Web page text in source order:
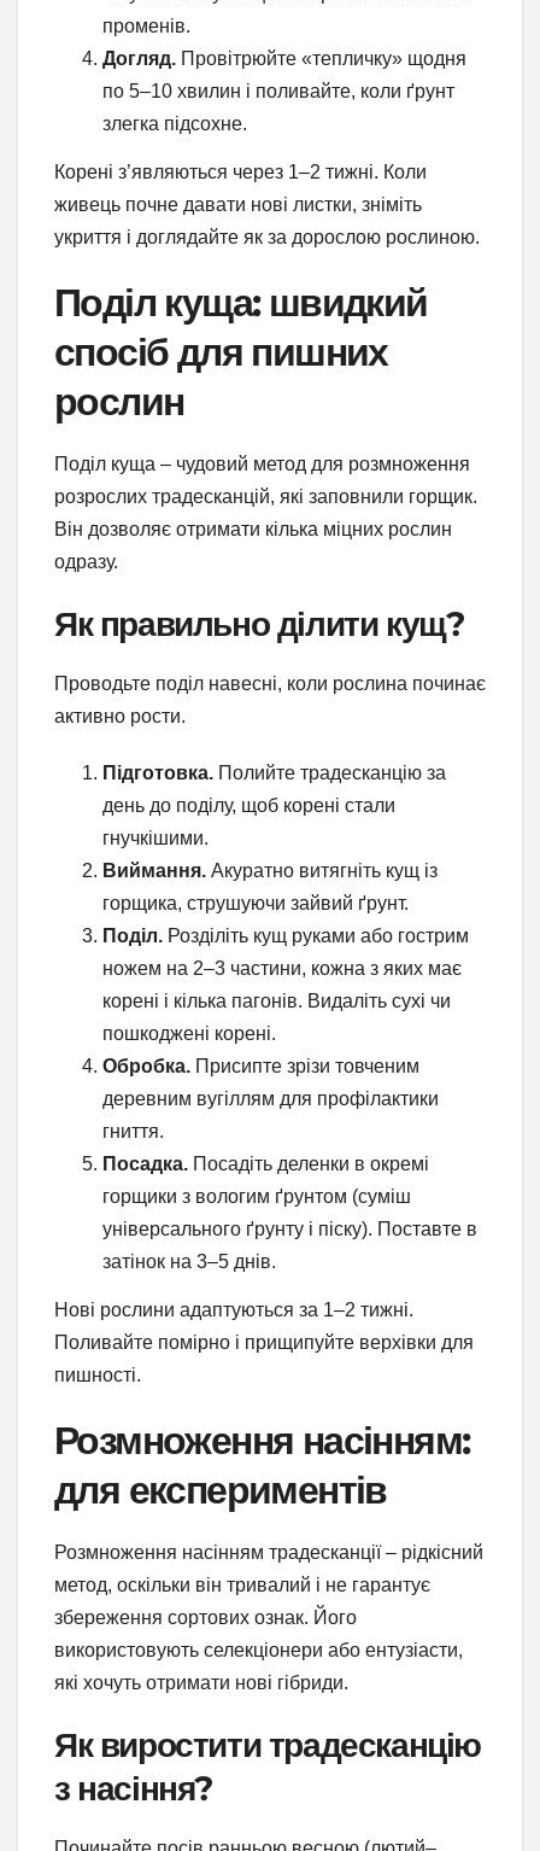
променів.
Догляд. Провітрюйте «тепличку» щодня
по 5–10 хвилин і поливайте, коли ґрунт
злегка підсохне.
Корені з’являються через 1–2 тижні. Коли
живець почне давати нові листки, зніміть
укриття і доглядайте як за дорослою рослиною.
Поділ куща: швидкий
спосіб для пишних
рослин
Поділ куща – чудовий метод для розмноження
розрослих традесканцій, які заповнили горщик.
Він дозволяє отримати кілька міцних рослин
одразу.
Як правильно ділити кущ?
Проводьте поділ навесні, коли рослина починає
активно рости.
Підготовка. Полийте традесканцію за
день до поділу, щоб корені стали
гнучкішими.
Виймання. Акуратно витягніть кущ із
горщика, струшуючи зайвий ґрунт.
Поділ. Розділіть кущ руками або гострим
ножем на 2–3 частини, кожна з яких має
корені і кілька пагонів. Видаліть сухі чи
пошкоджені корені.
Обробка. Присипте зрізи товченим
деревним вугіллям для профілактики
гниття.
Посадка. Посадіть деленки в окремі
горщики з вологим ґрунтом (суміш
універсального ґрунту і піску). Поставте в
затінок на 3–5 днів.
Нові рослини адаптуються за 1–2 тижні.
Поливайте помірно і прищипуйте верхівки для
пишності.
Розмноження насінням:
для експериментів
Розмноження насінням традесканції – рідкісний
метод, оскільки він тривалий і не гарантує
збереження сортових ознак. Його
використовують селекціонери або ентузіасти,
які хочуть отримати нові гібриди.
Як виростити традесканцію
з насіння?